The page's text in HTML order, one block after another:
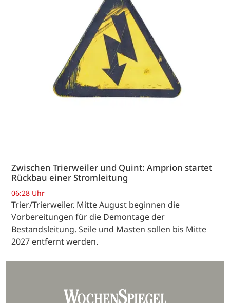
Zwischen Trierweiler und Quint: Amprion startet
Rückbau einer Stromleitung
06:28 Uhr
Trier/Trierweiler. Mitte August beginnen die
Vorbereitungen für die Demontage der
Bestandsleitung. Seile und Masten sollen bis Mitte
2027 entfernt werden.